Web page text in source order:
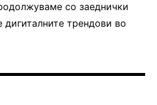
со заеднички
трендови во